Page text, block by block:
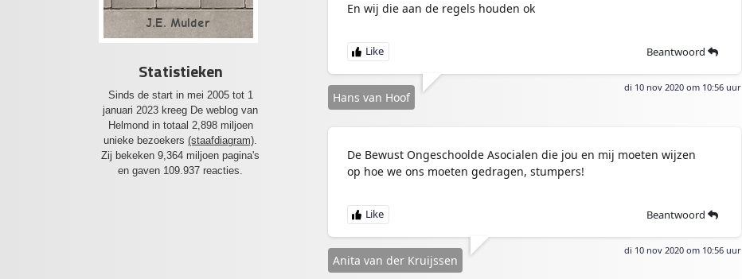
J.E. Mulder
Statistieken
Sinds de start in mei 2005 tot 1
januari 2023 kreeg De weblog van
Helmond in totaal 2,898 miljoen
unieke bezoekers (staafdiagram)
Zij bekeken 9,364 miljoen pagina's
en gaven 109.937 reacties.
En wij die aan de regels houden ok
Beantwoord
di 10 nov 2020 om 10:56 uur
Hans van Hoof
De Bewust Ongeschoolde Asocialen die jou en mij moeten wijzen
op hoe we ons moeten gedragen, stumpers!
Beantwoord
di 10 nov 2020 om 10:56 uur
Anita van der Kruijssen